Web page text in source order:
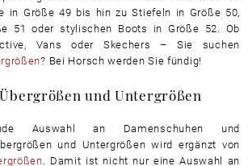
in Größe 49 bis hin zu Stiefeln in Größe 50,
51 oder stylischen Boots in Größe 52. Ob
Vans oder Skechers – Sie suchen
? Bei Horsch werden Sie fündig!
und Untergrößen
Auswahl an Damenschuhen und
und Untergrößen wird ergänzt von
. Damit ist nicht nur eine Auswahl an